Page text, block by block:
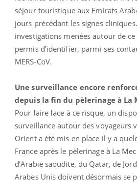
séjour touristique aux Emirats
jours précédant les signes
investigations menées autour de
permis d’identifier, parmi ses
MERS-CoV.
Une surveillance encore
depuis la fin du pèlerinage à La
Pour faire face à ce risque, un
surveillance autour des voyageurs
Orient a été mis en place il y a
France après le pèlerinage à La
d’Arabie saoudite, du Qatar, de
Arabes Unis doivent désormais se